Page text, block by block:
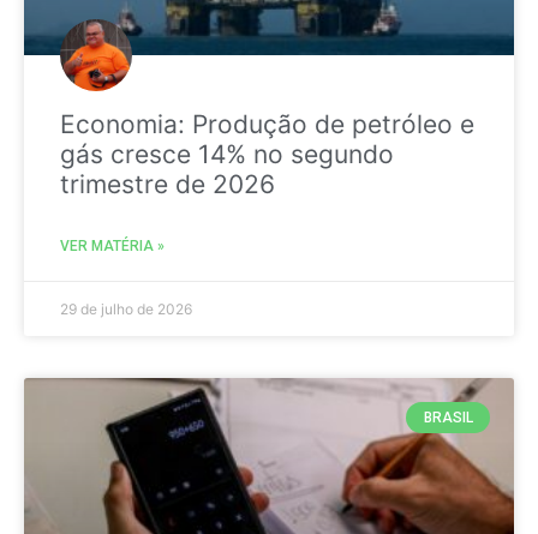
Economia: Produção de petróleo e
gás cresce 14% no segundo
trimestre de 2026
VER MATÉRIA »
29 de julho de 2026
BRASIL